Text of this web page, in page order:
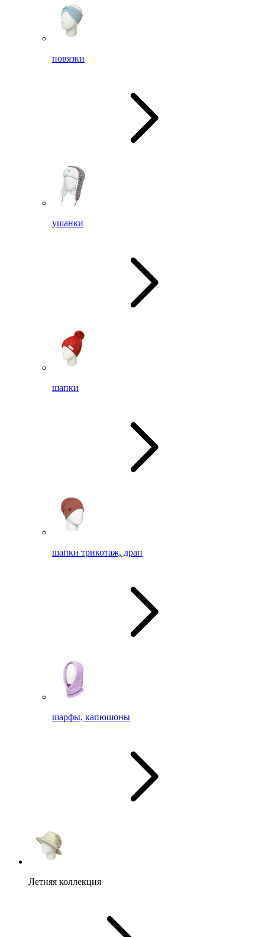
повязки
ушанки
шапки
шапки трикотаж, драп
шарфы, капюшоны
Летняя коллекция